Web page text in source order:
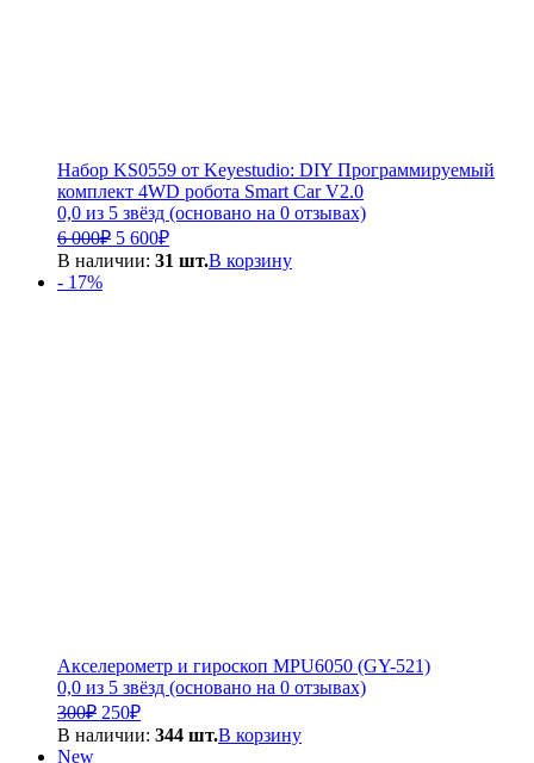
Набор KS0559 от Keyestudio: DIY Программируемый
комплект 4WD робота Smart Car V2.0
0,0 из 5 звёзд (основано на 0 отзывах)
6 000₽ Первоначальная
цена
5 600₽Текущая
цена:
В наличии: 31 шт.В корзину
- 17%
Акселерометр и гироскоп MPU6050 (GY-521)
0,0 из 5 звёзд (основано на 0 отзывах)
300₽ Первоначальная
цена
250₽Текущая
цена:
В наличии: 344 шт.В корзину
New